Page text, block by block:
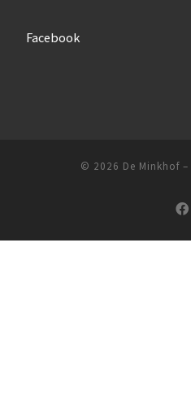
Facebook
© 2026 De Minkhof –